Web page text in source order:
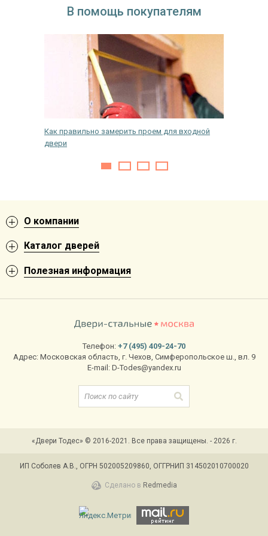
В помощь покупателям
Как правильно замерить проем для входной
двери
О компании
Каталог дверей
Полезная информация
Телефон: +7 (495) 409-24-70
Адрес: Московская область, г. Чехов, Симферопольское ш., вл. 9
E-mail: D-Todes@yandex.ru
«Двери Тодес» © 2016-2021. Все права защищены. - 2026 г.
ИП Соболев А.В., ОГРН 502005209860, ОГГРНИП 314502010700020
Сделано в Redmedia